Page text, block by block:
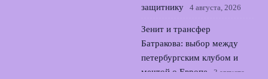
защитнику
4 августа, 2026
Зенит и трансфер
Батракова: выбор между
петербургским клубом и
мечтой о Европе
3 августа,